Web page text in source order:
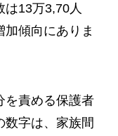
13万3,70人
傾向にありま
を責める保護者
数字は、家族間